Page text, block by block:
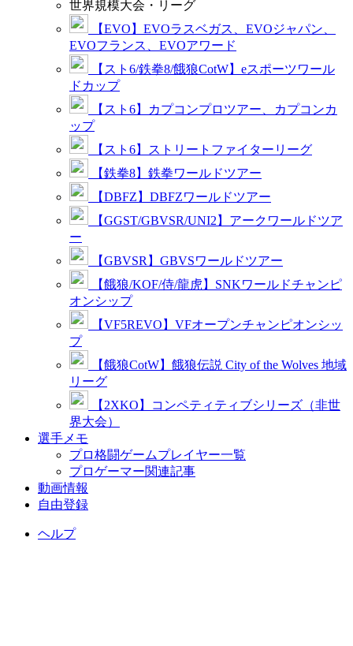
世界規模大会・リーグ
【EVO】EVOラスベガス、EVOジャパン、
EVOフランス、EVOアワード
【スト6/鉄拳8/餓狼CotW】eスポーツワール
ドカップ
【スト6】カプコンプロツアー、カプコンカ
ップ
【スト6】ストリートファイターリーグ
【鉄拳8】鉄拳ワールドツアー
【DBFZ】DBFZワールドツアー
【GGST/GBVSR/UNI2】アークワールドツア
ー
【GBVSR】GBVSワールドツアー
【餓狼/KOF/侍/龍虎】SNKワールドチャンピ
オンシップ
【VF5REVO】VFオープンチャンピオンシッ
プ
【餓狼CotW】餓狼伝説 City of the Wolves 地域
リーグ
【2XKO】コンペティティブシリーズ（非世
界大会）
選手メモ
プロ格闘ゲームプレイヤー一覧
プロゲーマー関連記事
動画情報
自由登録
ヘルプ